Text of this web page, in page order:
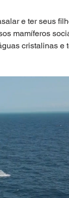
e ter seus
mamíferos
cristalinas e